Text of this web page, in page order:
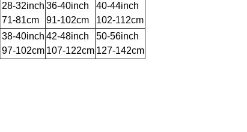
28-32inch
71-81cm
36-40inch
91-102cm
40-44inch
102-112cm
38-40inch
97-102cm
42-48inch
107-122cm
50-56inch
127-142cm